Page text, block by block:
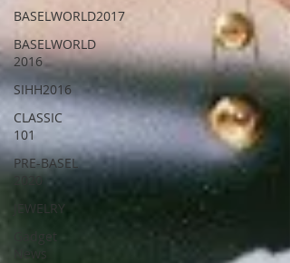
BASELWORLD2017
BASELWORLD
2016
SIHH2016
CLASSIC
101
PRE-BASEL
2020
JEWELRY
Gadget
News